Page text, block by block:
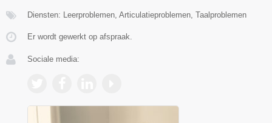
Diensten: Leerproblemen, Articulatieproblemen, Taalproblemen
Er wordt gewerkt op afspraak.
Sociale media: